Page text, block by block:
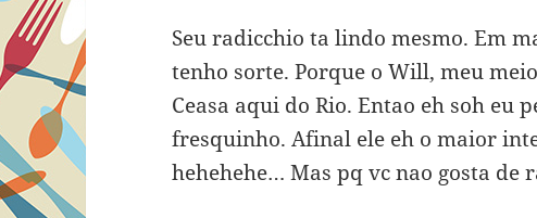
Seu radicchio ta lindo mesmo. Em
tenho sorte. Porque o Will, meu
Ceasa aqui do Rio. Entao eh soh eu
fresquinho. Afinal ele eh o maior
hehehehe… Mas pq vc nao gosta de